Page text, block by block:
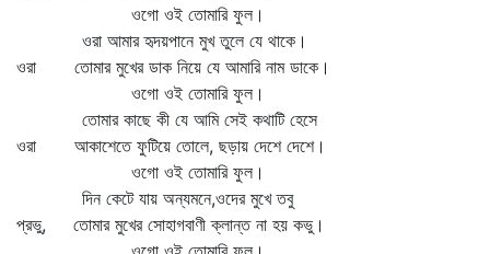
ওগো ওই তোমারি ফুল।
ওরা আমার হৃদয়পানে মুখ তুলে যে থাকে।
ওরা তোমার মুখের ডাক নিয়ে যে আমারি নাম ডাকে।
ওগো ওই তোমারি ফুল।
তোমার কাছে কী যে আমি সেই কথাটি হেসে
ওরা আকাশেতে ফুটিয়ে তোলে, ছড়ায় দেশে দেশে।
ওগো ওই তোমারি ফুল।
দিন কেটে যায় অন্যমনে,ওদের মুখে তবু
প্রভু, তোমার মুখের সোহাগবাণী ক্লান্ত না হয় কভু।